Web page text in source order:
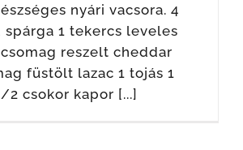
nyári vacsora. 4
spárga 1 tekercs leveles
reszelt cheddar
füstölt lazac 1 tojás 1
2 csokor kapor [...]